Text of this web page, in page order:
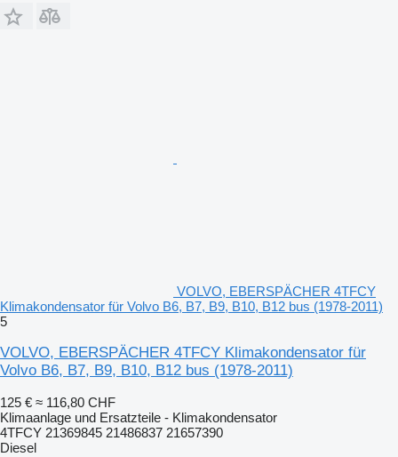
VOLVO, EBERSPÄCHER 4TFCY
Klimakondensator für Volvo B6, B7, B9, B10, B12 bus (1978-2011)
5
VOLVO, EBERSPÄCHER 4TFCY Klimakondensator für
Volvo B6, B7, B9, B10, B12 bus (1978-2011)
125 € ≈ 116,80 CHF
Klimaanlage und Ersatzteile - Klimakondensator
4TFCY 21369845 21486837 21657390
Diesel